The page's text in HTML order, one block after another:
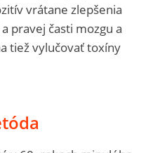
vrátane zlepšenia
pravej časti mozgu a
tiež vylučovať toxíny